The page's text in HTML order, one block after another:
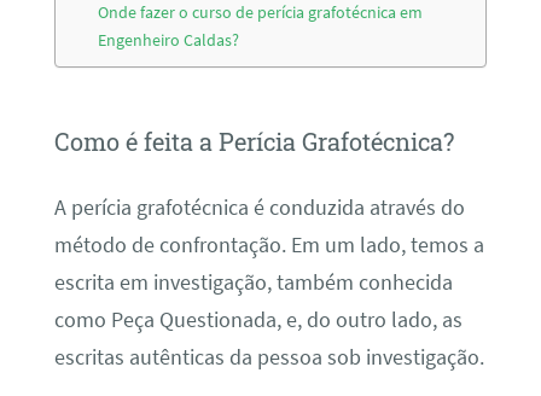
Onde fazer o curso de perícia grafotécnica em
Engenheiro Caldas?
Como é feita a Perícia Grafotécnica?
A perícia grafotécnica é conduzida através do
método de confrontação. Em um lado, temos a
escrita em investigação, também conhecida
como Peça Questionada, e, do outro lado, as
escritas autênticas da pessoa sob investigação.